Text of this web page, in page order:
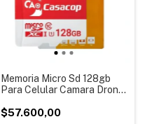
Memoria Micro Sd 128gb
Para Celular Camara Drone
$57.600,00